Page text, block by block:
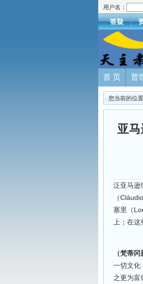
用户名：
答疑
首 页 普
您当前的位置
亚
泛亚马逊
（
塞里（
上；在
（梵蒂冈
一切文化
之更为富